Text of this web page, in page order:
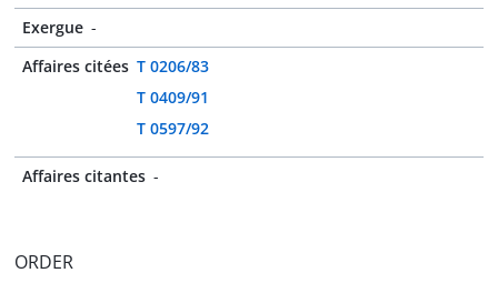
Exergue -
Affaires citées T 0206/83
T 0409/91
T 0597/92
Affaires citantes -
ORDER